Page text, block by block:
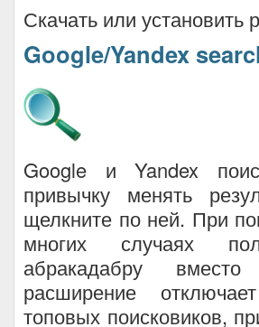
Скачать или
Google/Yandex
Google и Yandex
привычку менять
щелкните по ней. При
многих случаях
абракадабру
расширение
топовых поисковиков,